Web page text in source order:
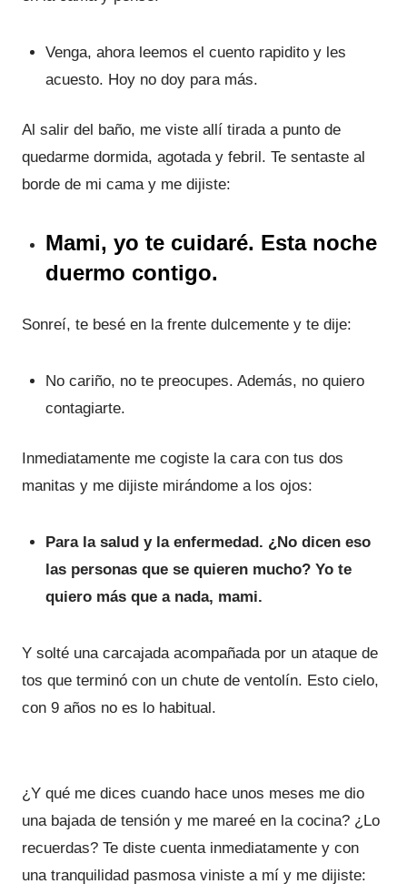
Venga, ahora leemos el cuento rapidito y les
acuesto. Hoy no doy para más.
Al salir del baño, me viste allí tirada a punto de
quedarme dormida, agotada y febril. Te sentaste al
borde de mi cama y me dijiste:
Mami, yo te cuidaré. Esta noche
duermo contigo.
Sonreí, te besé en la frente dulcemente y te dije:
No cariño, no te preocupes. Además, no quiero
contagiarte.
Inmediatamente me cogiste la cara con tus dos
manitas y me dijiste mirándome a los ojos:
Para la salud y la enfermedad. ¿No dicen eso
las personas que se quieren mucho? Yo te
quiero más que a nada, mami.
Y solté una carcajada acompañada por un ataque de
tos que terminó con un chute de ventolín. Esto cielo,
con 9 años no es lo habitual.
¿Y qué me dices cuando hace unos meses me dio
una bajada de tensión y me mareé en la cocina? ¿Lo
recuerdas? Te diste cuenta inmediatamente y con
una tranquilidad pasmosa viniste a mí y me dijiste: